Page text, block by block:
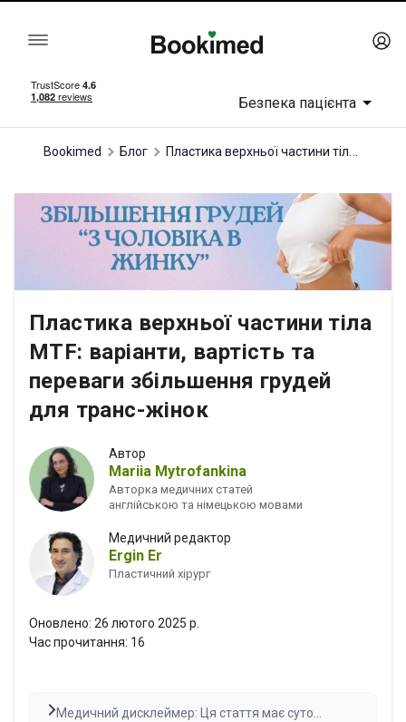
Безпека пацієнта
Bookimed Блог Пластика верхньої частини тіла MTF: варіанти, вартість та переваги збільшення грудей для транс-жінок
Пластика верхньої частини тіла
MTF: варіанти, вартість та
переваги збільшення грудей
для транс-жінок
Автор
Mariia Mytrofankina
Авторка медичних статей
англійською та німецькою мовами
Медичний редактор
Ergin Er
Пластичний хірург
Оновлено: 26 лютого 2025 р.
Час прочитання: 16
Медичний дисклеймер: Ця стаття має суто